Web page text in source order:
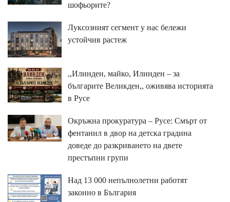
шофьорите?
Луксозният сегмент у нас бележи
устойчив растеж
,,Илинден, майко, Илинден – за
българите Великден,, оживява историята
в Русе
Окръжна прокуратура – Русе: Смърт от
фентанил в двор на детска градина
доведе до разкриването на двете
престъпни групи
Над 13 000 непълнолетни работят
законно в България